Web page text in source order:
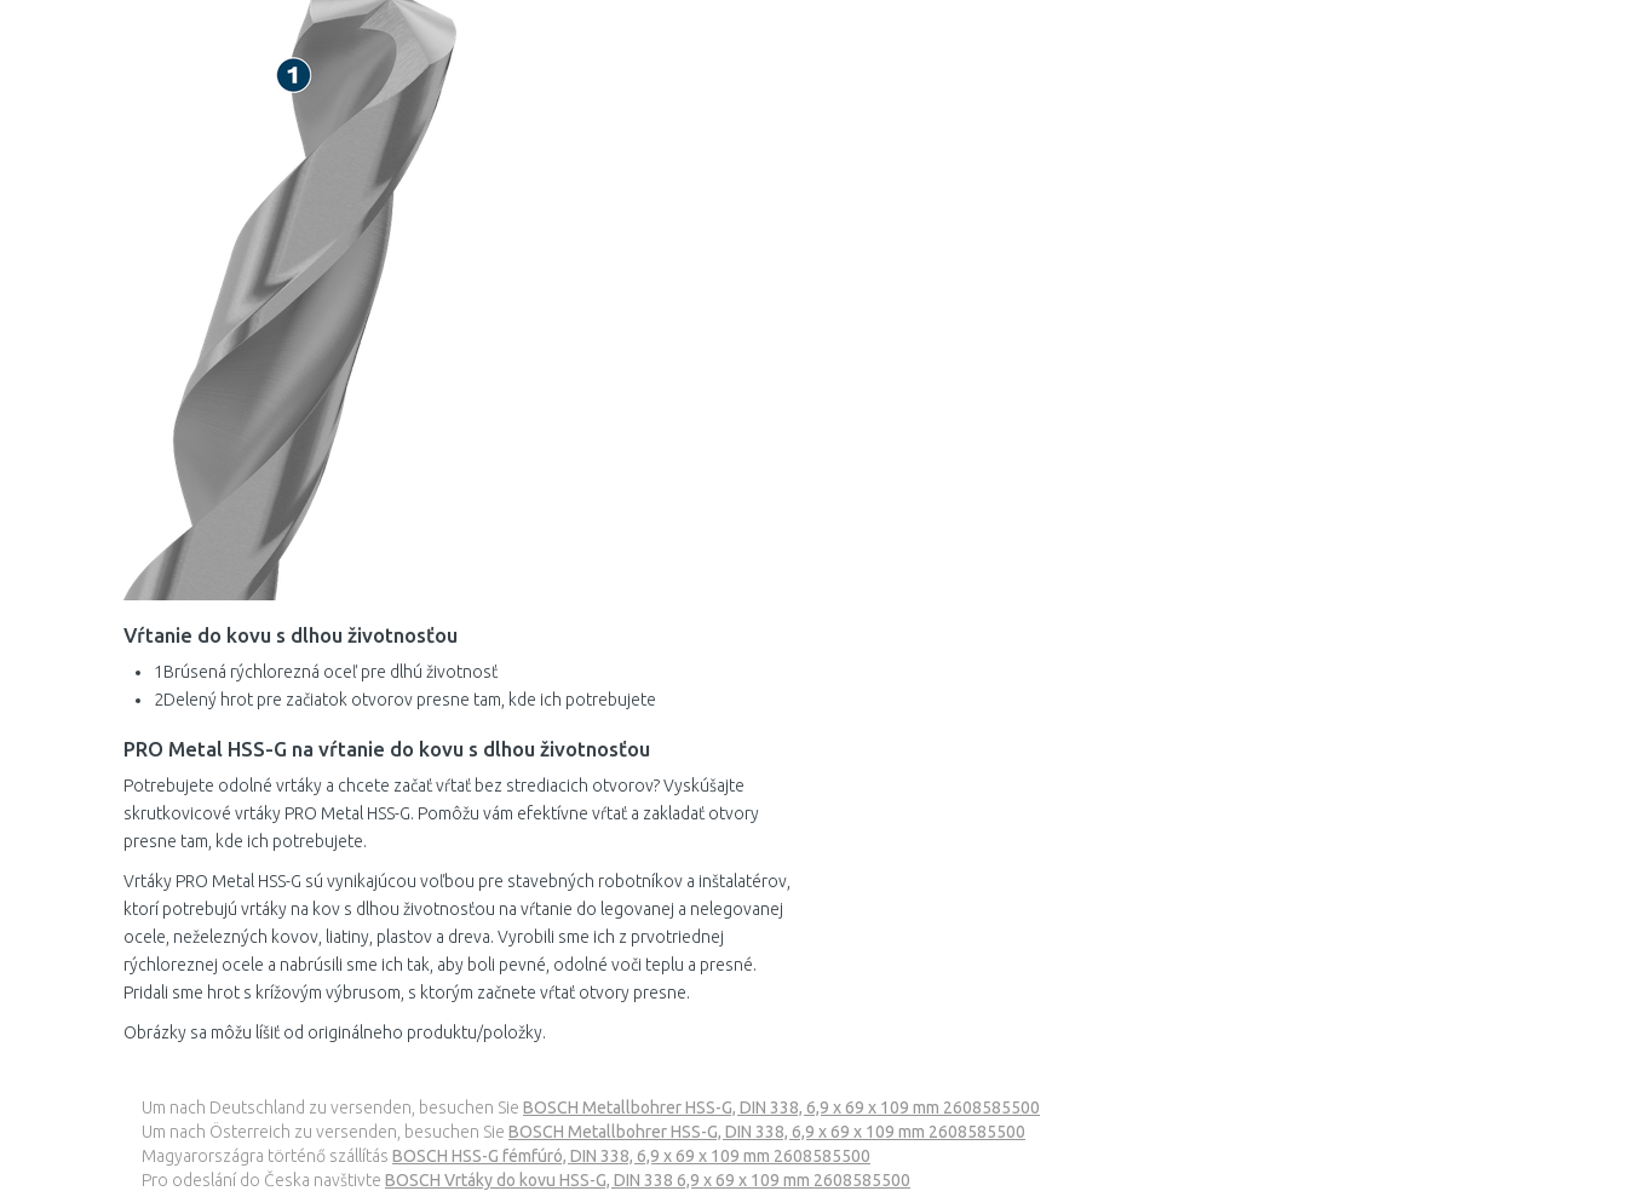
5,3 mm
5,5 mm
5,6 mm
5,9 mm
6 mm
Vŕtanie do kovu s dlhou životnosťou
1 Brúsená rýchlorezná oceľ pre dlhú životnosť
2Delený hrot pre začiatok otvorov presne tam, kde ich potrebujete
PRO Metal HSS-G na vŕtanie do kovu s dlhou životnosťou
Potrebujete odolné vrtáky a chcete začať vŕtať bez strediacich otvorov? Vyskúšajte
skrutkovicové vrtáky PRO Metal HSS-G. Pomôžu vám efektívne vŕtať a zakladať otvory
presne tam, kde ich potrebujete.
Vrtáky PRO Metal HSS-G sú vynikajúcou voľbou pre stavebných robotníkov a inštalatérov,
ktorí potrebujú vrtáky na kov s dlhou životnosťou na vŕtanie do legovanej a nelegovanej
ocele, neželezných kovov, liatiny, plastov a dreva. Vyrobili sme ich z prvotriednej
rýchloreznej ocele a nabrúsili sme ich tak, aby boli pevné, odolné voči teplu a presné.
Pridali sme hrot s krížovým výbrusom, s ktorým začnete vŕtať otvory presne.
Obrázky sa môžu líšiť od originálneho produktu/položky.
Um nach Deutschland zu versenden, besuchen Sie BOSCH Metallbohrer HSS-G, DIN 338, 6,9 x 69 x 109 mm 2608585500
Um nach Österreich zu versenden, besuchen Sie BOSCH Metallbohrer HSS-G, DIN 338, 6,9 x 69 x 109 mm 2608585500
Magyarországra történő szállítás BOSCH HSS-G fémfúró, DIN 338, 6,9 x 69 x 109 mm 2608585500
Pro odeslání do Česka navštivte BOSCH Vrtáky do kovu HSS-G, DIN 338 6,9 x 69 x 109 mm 2608585500